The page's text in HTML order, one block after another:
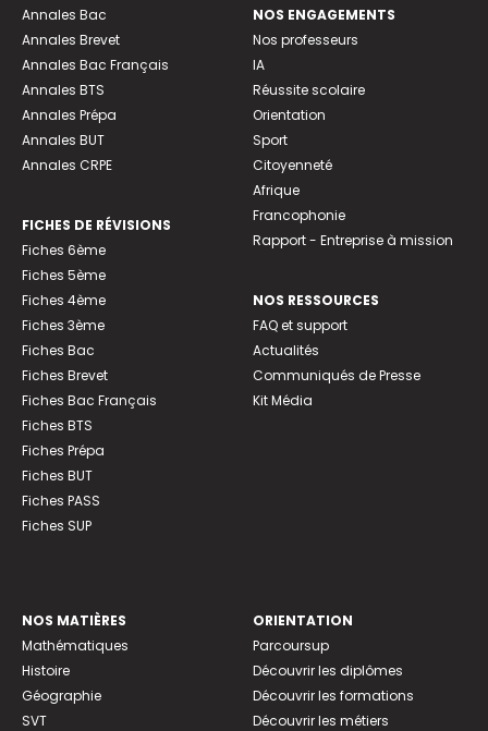
Annales Bac
Annales Brevet
Annales Bac Français
Annales BTS
Annales Prépa
Annales BUT
Annales CRPE
FICHES DE RÉVISIONS
Fiches 6ème
Fiches 5ème
Fiches 4ème
Fiches 3ème
Fiches Bac
Fiches Brevet
Fiches Bac Français
Fiches BTS
Fiches Prépa
Fiches BUT
Fiches PASS
Fiches SUP
NOS ENGAGEMENTS
Nos professeurs
IA
Réussite scolaire
Orientation
Sport
Citoyenneté
Afrique
Francophonie
Rapport - Entreprise à mission
NOS RESSOURCES
FAQ et support
Actualités
Communiqués de Presse
Kit Média
NOS MATIÈRES
Mathématiques
Histoire
Géographie
SVT
ORIENTATION
Parcoursup
Découvrir les diplômes
Découvrir les formations
Découvrir les métiers